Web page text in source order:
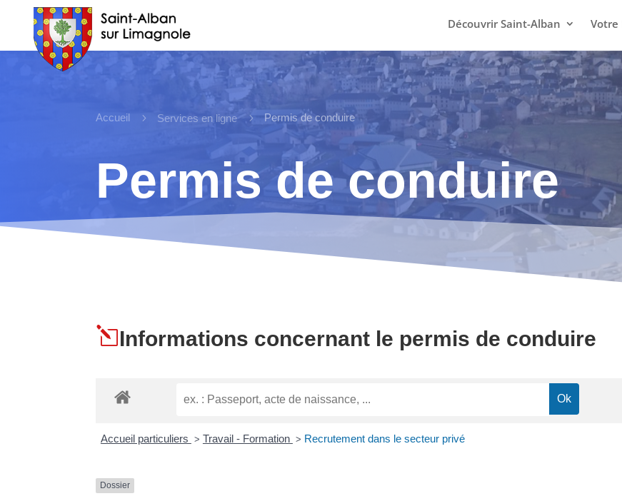
Découvrir Saint-Alban Votre
Accueil 5 Services en ligne 5 Permis de conduire
Permis de conduire
lInformations concernant le permis de conduire
Accueil particuliers > Travail - Formation > Recrutement dans le secteur privé
Dossier